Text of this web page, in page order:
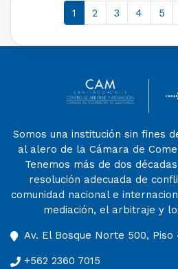
1 2 3 4 5
Somos una institución sin fines
al alero de la Cámara de
Tenemos más de dos
resolución adecuada de
comunidad nacional e
mediación, el arbitraje y
Av. El Bosque Norte 500, Piso
+562 2360 7015